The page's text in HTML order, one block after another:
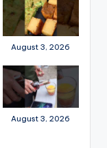
August 3, 2026
August 3, 2026